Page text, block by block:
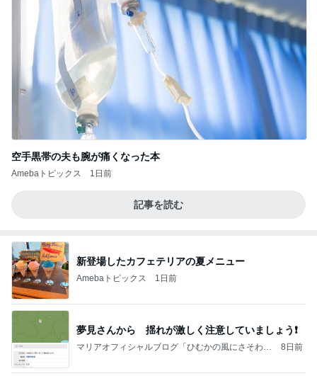
空手黒帯の夫も腕が痛くなった本
Amebaトピックス 1日前
記事を読む
新登場したカフェテリアの夏メニュー
Amebaトピックス 1日前
夢見さんから 揺れが激しく注意していましょう❗️
マリアオフィシャルブログ「ひむかの風にさそわれ
8日前